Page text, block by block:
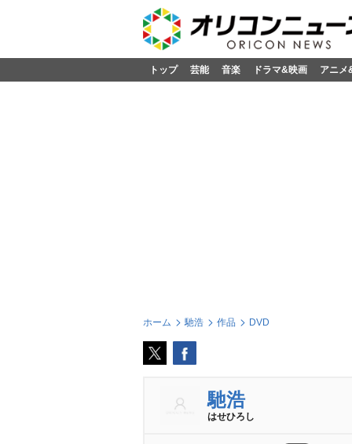
トップ 芸能 音楽 ドラマ&映画 アニメ
ホーム 馳浩 作品 DVD
馳浩
はせひろし